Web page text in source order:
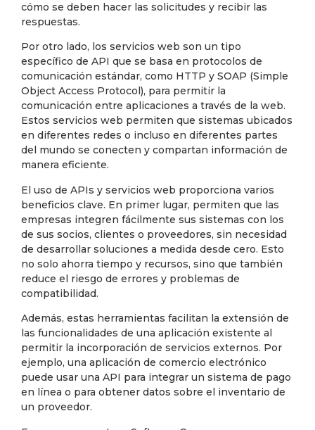
cómo se deben hacer las solicitudes y recibir las
respuestas.
Por otro lado, los servicios web son un tipo
específico de API que se basa en protocolos de
comunicación estándar, como HTTP y SOAP (Simple
Object Access Protocol), para permitir la
comunicación entre aplicaciones a través de la web.
Estos servicios web permiten que sistemas ubicados
en diferentes redes o incluso en diferentes partes
del mundo se conecten y compartan información de
manera eficiente.
El uso de APIs y servicios web proporciona varios
beneficios clave. En primer lugar, permiten que las
empresas integren fácilmente sus sistemas con los
de sus socios, clientes o proveedores, sin necesidad
de desarrollar soluciones a medida desde cero. Esto
no solo ahorra tiempo y recursos, sino que también
reduce el riesgo de errores y problemas de
compatibilidad.
Además, estas herramientas facilitan la extensión de
las funcionalidades de una aplicación existente al
permitir la incorporación de servicios externos. Por
ejemplo, una aplicación de comercio electrónico
puede usar una API para integrar un sistema de pago
en línea o para obtener datos sobre el inventario de
un proveedor.